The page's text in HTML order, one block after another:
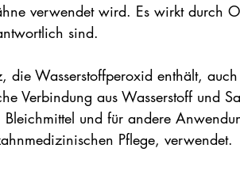
verwendet wird. Es wirkt durch
sind.
die Wasserstoffperoxid enthält,
Verbindung aus Wasserstoff und
und für andere
Pflege, verwendet.